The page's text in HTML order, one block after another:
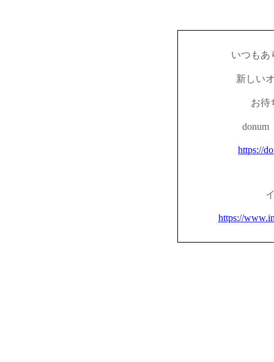
いつもあ
新しい
お待
donum
https://
https://